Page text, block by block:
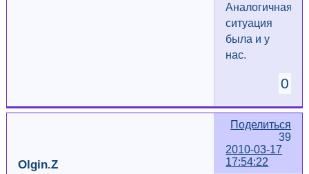
Аналогичная
ситуация
была и у
нас.
0
Поделиться
39
2010-03-17
17:54:22
Olgin.Z